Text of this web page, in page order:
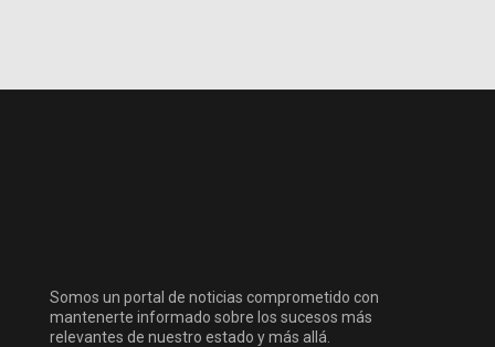
Somos un portal de noticias comprometido con
mantenerte informado sobre los sucesos más
relevantes de nuestro estado y más allá.